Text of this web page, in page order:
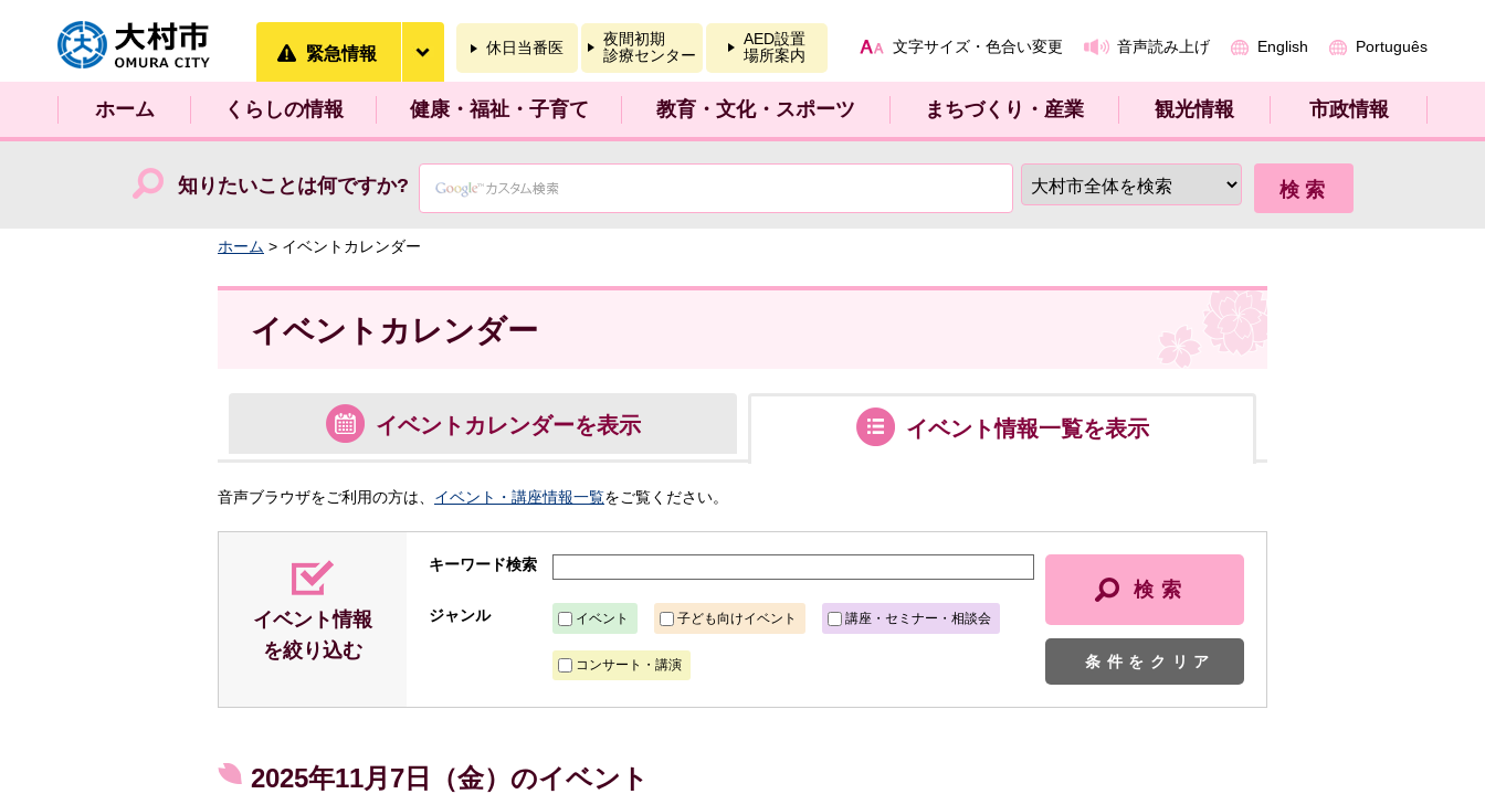
大村市
緊急情報 休日当番医
夜間初期
診療センター
AED設置
場所案内
文字サイズ・色合い変更 音声読み上げ English Português
ホーム くらしの情報 健康・福祉・子育て 教育・文化・スポーツ まちづくり・産業 観光情報 市政情報
知りたいことは何ですか?
ホーム > イベントカレンダー
イベントカレンダー
イベント カレンダーを表示 イベント情報一覧を表示
音声ブラウザをご利用の方は、 イベント・講座情報一覧をご覧ください。
イベント情報
を絞り込む
キーワード検索
ジャンル イベント 子ども向けイベント 講座・セミナー・相談会
コンサート・講演 条件をクリア
2025年11月7日（金）のイベント